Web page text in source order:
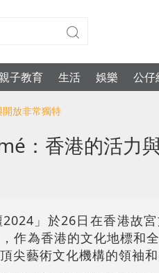
子教育 生活 娛樂 公仔
放非常獨特
：香港的活力
2024」於26日在香港故
作為香港的文化地標和
尖藝術文化機構的領袖和